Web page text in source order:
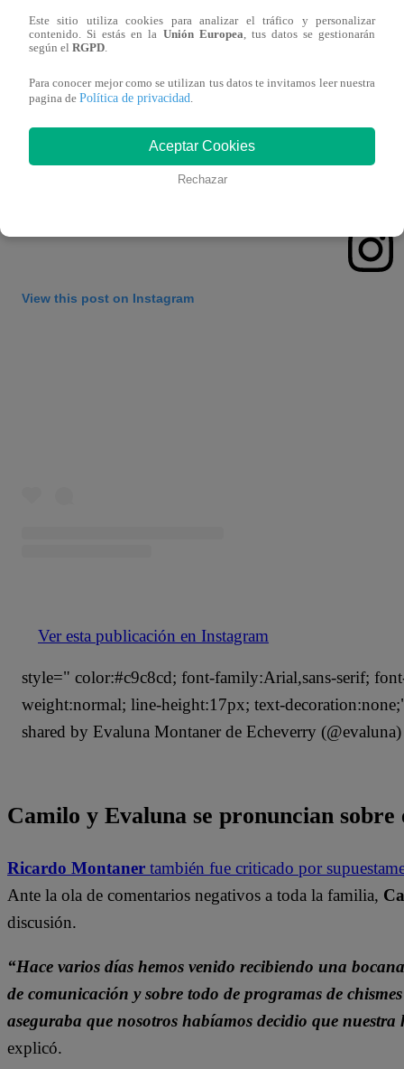
View this post on Instagram
Ver esta publicación en Instagram
style=" color:#c9c8cd; font-family:Arial,sans-serif;
weight:normal; line-height:17px; text-
shared by Evaluna Montaner de Echeverry (@evaluna)
Camilo y Evaluna se pronuncian sobre
Ricardo Montaner también fue criticado por
Ante la ola de comentarios negativos a toda la familia,
discusión.
“Hace varios días hemos venido recibiendo una
de comunicación y sobre todo de programas de
aseguraba que nosotros habíamos decidio que
explicó.
Este sitio utiliza cookies para analizar el tráfico y personalizar
contenido. Si estás en la Unión Europea , tus datos se gestionarán
según el RGPD
Para conocer mejor como se utilizan tus datos te invitamos leer nuestra
pagina de Política de privacidad
Aceptar Cookies
Rechazar